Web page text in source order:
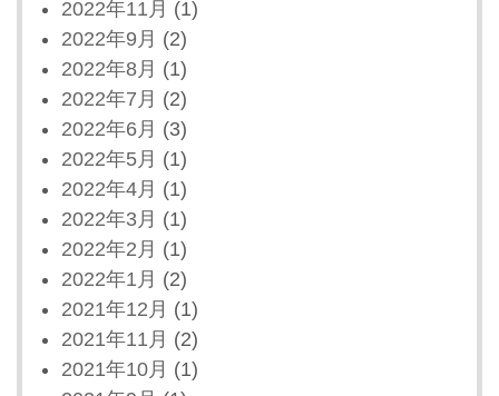
2022年11月 (1)
2022年9月 (2)
2022年8月 (1)
2022年7月 (2)
2022年6月 (3)
2022年5月 (1)
2022年4月 (1)
2022年3月 (1)
2022年2月 (1)
2022年1月 (2)
2021年12月 (1)
2021年11月 (2)
2021年10月 (1)